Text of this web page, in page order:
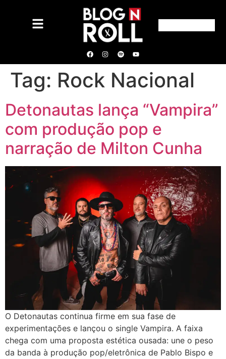
Tag: Rock Nacional
Detonautas lança “Vampira”
com produção pop e
narração de Milton Cunha
O Detonautas continua firme em sua fase de
experimentações e lançou o single Vampira. A faixa
chega com uma proposta estética ousada: une o peso
da banda à produção pop/eletrônica de Pablo Bispo e